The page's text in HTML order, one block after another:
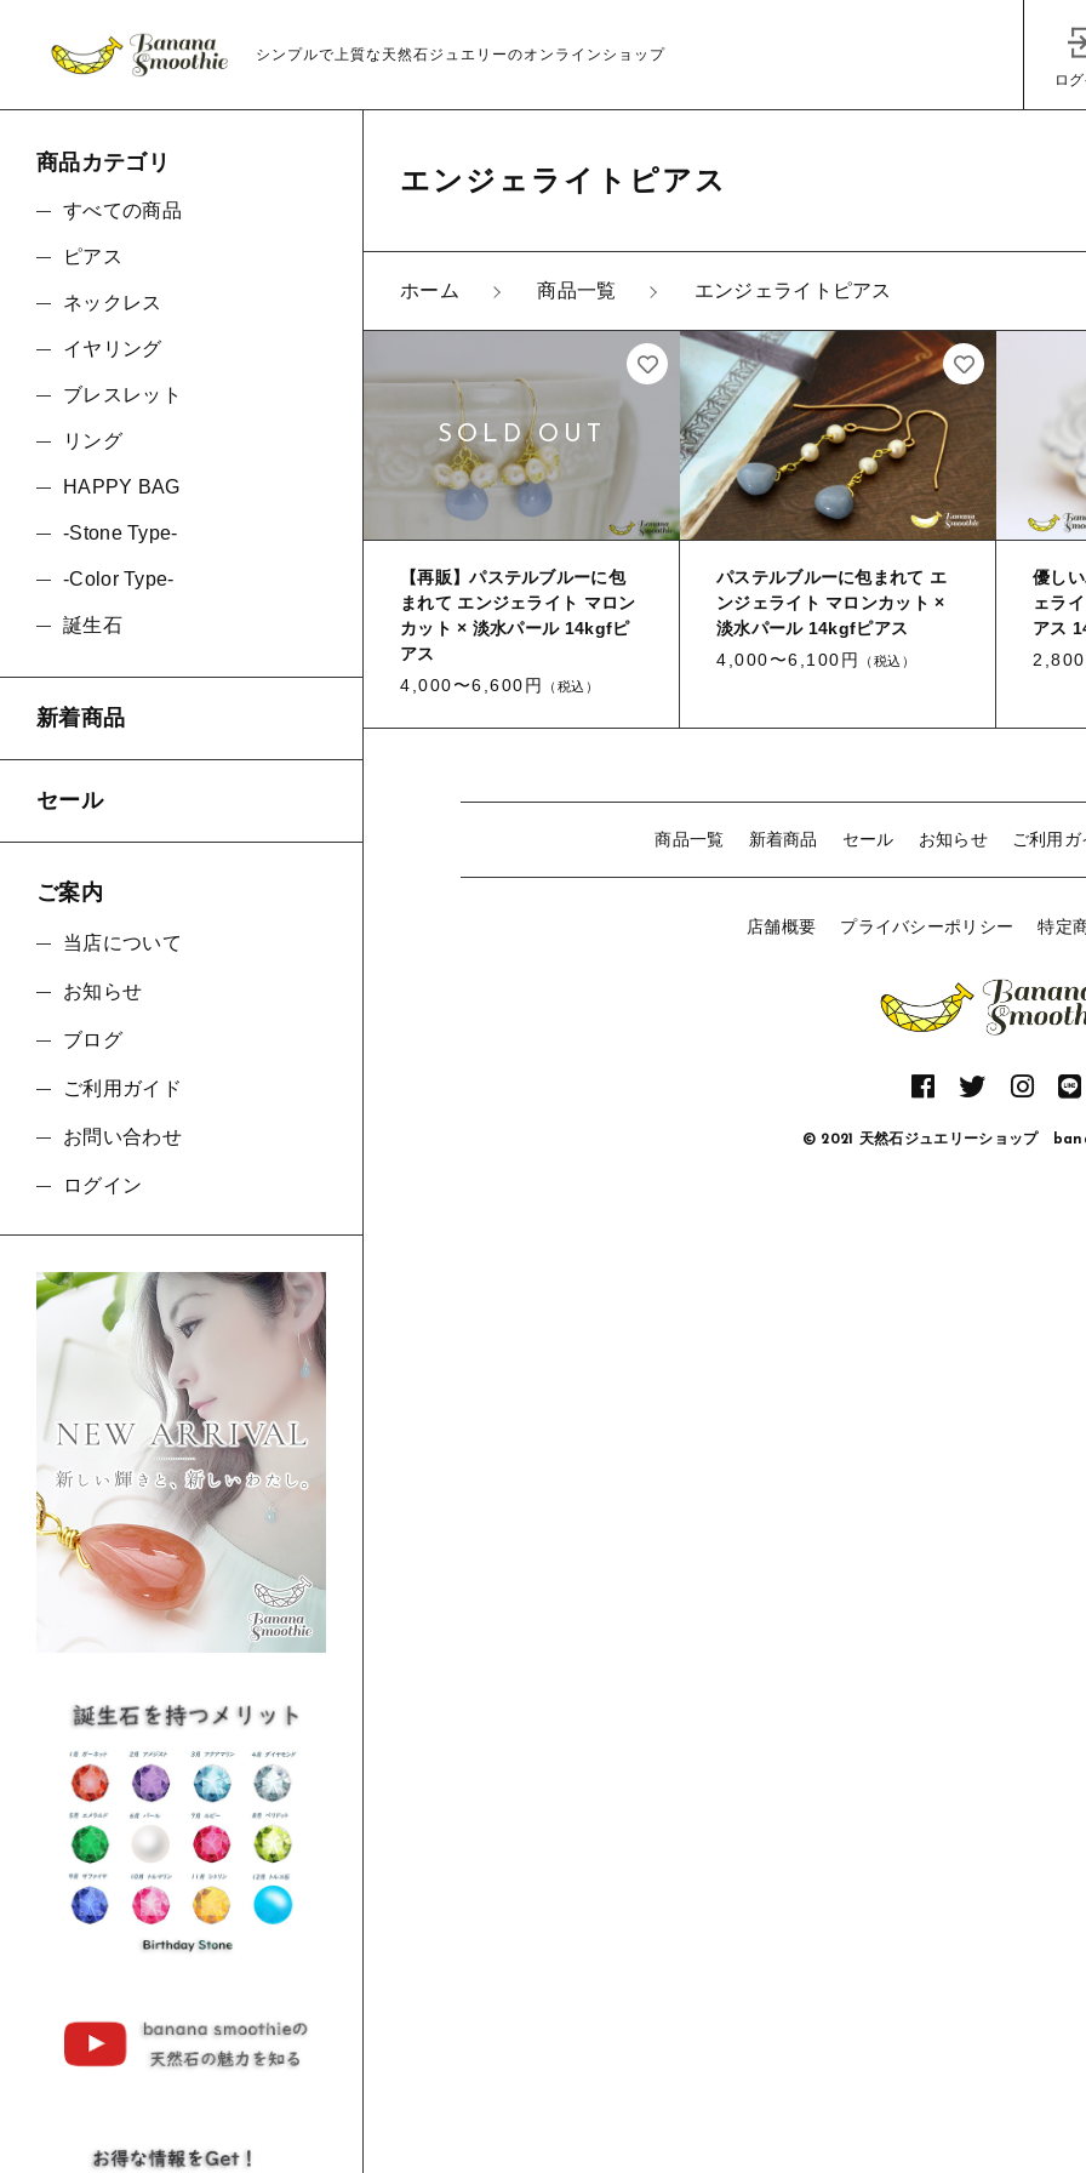
シンプルで上質な天然石ジュエリーのオンラインショップ
ロ
エンジェライトピアス
ホーム 商品一覧 エンジェライトピアス
【再販】パステルブルーに包
まれて エンジェライト マロン
カット × 淡水パール 14kgfピ
アス
4,000〜6,600円
（税込）
パステルブルーに包まれて エ
ンジェライト マロンカット ×
淡水パール 14kgfピアス
4,000〜6,100円
（税込）
優し
ェラ
アス
商品一覧 新着商品 セール お知らせ ご利用ガ
店舗概要 プライバシーポリシー 特定
© 2021 天然石ジュエリーショップ
商品カテゴリ
すべての商品
ピアス
ネックレス
イヤリング
ブレスレット
リング
HAPPY BAG
-Stone Type-
-Color Type-
誕生石
新着商品
セール
ご案内
当店について
お知らせ
ブログ
ご利用ガイド
お問い合わせ
ログイン
～
その他
在庫あり